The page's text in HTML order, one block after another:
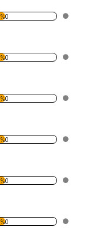
%0
%0
%0
%0
%0
%0